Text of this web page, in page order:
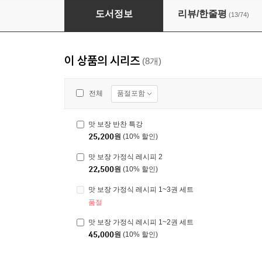
맛 보장 가정식 레시피 3
도서정보 리뷰/한줄평 (13/74)
이 상품의 시리즈 (8개)
전체 품절포함
맛 보장 반찬 특강
25,200원 (10% 할인)
맛 보장 가정식 레시피 2
22,500원 (10% 할인)
맛 보장 가정식 레시피 1~3권 세트
품절
맛 보장 가정식 레시피 1~2권 세트
45,000원 (10% 할인)